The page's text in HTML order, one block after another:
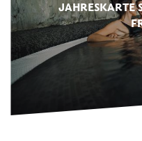
JAHRESKARTE